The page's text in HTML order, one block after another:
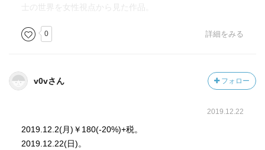
士の世界を女性視点から見た作品。
0 詳細をみる
v0vさん フォロー
2019.12.22
2019.12.2(月)￥180(-20%)+税。
2019.12.22(日)。